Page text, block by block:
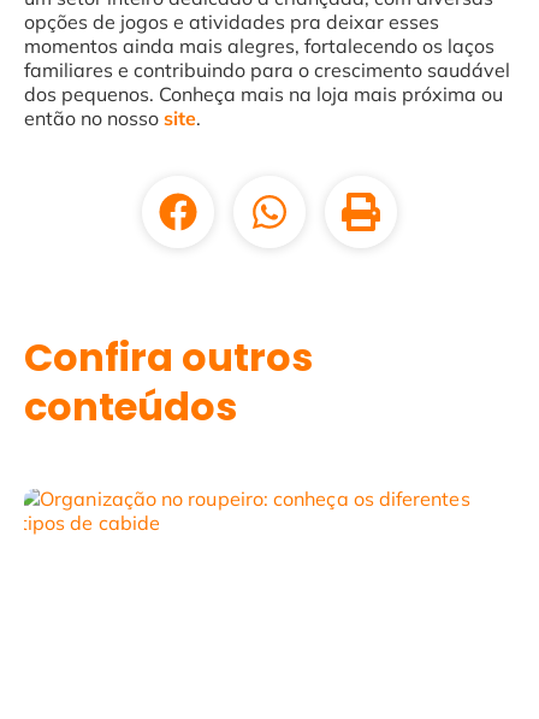
opções de jogos e atividades pra deixar esses
momentos ainda mais alegres, fortalecendo os laços
familiares e contribuindo para o crescimento saudável
dos pequenos. Conheça mais na loja mais próxima ou
então no nosso site.
Confira outros
conteúdos